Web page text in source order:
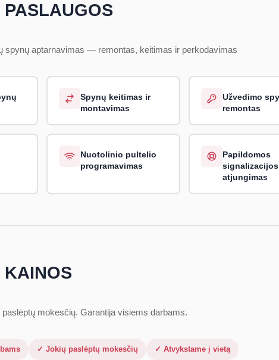
spynų aptarnavimas — remontas, keitimas ir perkodavimas
Spynų keitimas ir
montavimas
Užvedimo
remontas
Nuotolinio pultelio
programavimas
Papildomos
signalizacijos
atjungimas
KAINOS
mokesčių. Garantija visiems darbams.
✓ Jokių paslėptų mokesčių ✓ Atvykstame į vietą